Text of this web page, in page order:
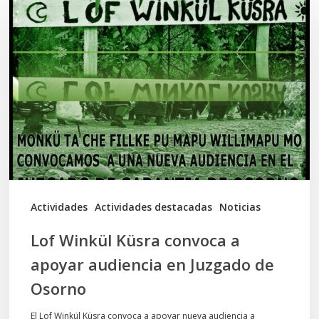
Actividades Actividades destacadas Noticias
Winkül
Küsra
convoca
a
apoyar
audiencia
en
Juzgado
Lof Winkül Küsra convoca a
apoyar audiencia en Juzgado de
Osorno
El Lof Winkül Küsra convoca a apoyar nueva audiencia a